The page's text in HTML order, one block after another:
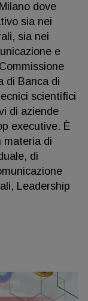
dove
sia nei
sia nei
e
di Banca di
scientifici
di aziende
executive. È
materia di
di
Leadership